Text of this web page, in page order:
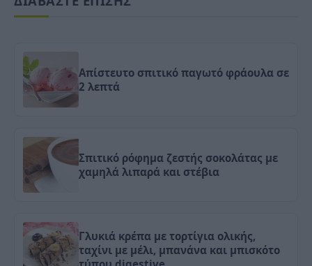
Απίστευτο σπιτικό παγωτό φράουλα σε
2 λεπτά
Σπιτικό ρόφημα ζεστής σοκολάτας με
χαμηλά λιπαρά και στέβια
Γλυκιά κρέπα με τορτίγια ολικής,
ταχίνι με μέλι, μπανάνα και μπισκότο